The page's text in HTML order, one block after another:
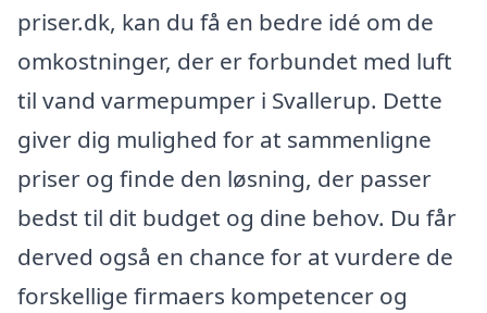
priser.dk, kan du få en bedre idé om de
omkostninger, der er forbundet med luft
til vand varmepumper i Svallerup. Dette
giver dig mulighed for at sammenligne
priser og finde den løsning, der passer
bedst til dit budget og dine behov. Du får
derved også en chance for at vurdere de
forskellige firmaers kompetencer og